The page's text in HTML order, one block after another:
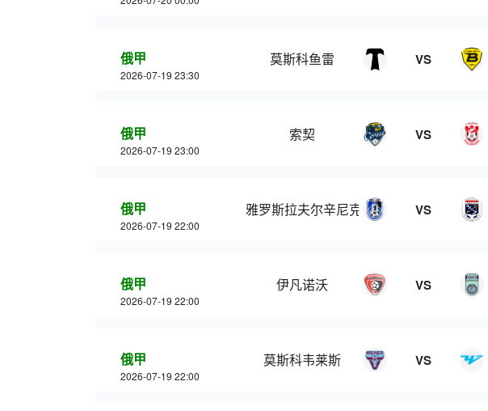
俄甲
2026-07-19 23:30
莫斯科鱼雷 VS
俄甲
2026-07-19 23:00
索契 VS
俄甲
2026-07-19 22:00
雅罗斯拉夫尔辛尼克 VS
俄甲
2026-07-19 22:00
伊凡诺沃 VS
俄甲
2026-07-19 22:00
莫斯科韦莱斯 VS